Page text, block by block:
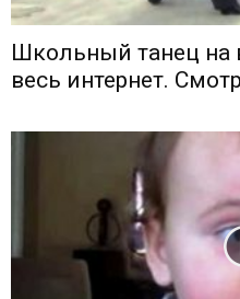
Школьный танец на
весь интернет.